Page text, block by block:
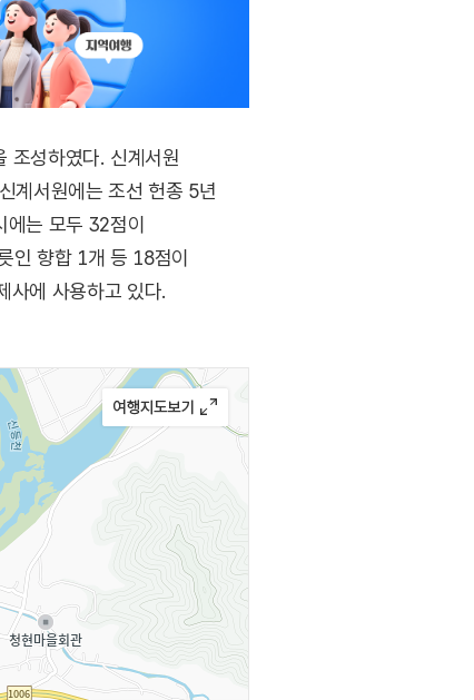
성하였다. 신계서원
계서원에는 조선 헌종 5년
는 모두 32점이
인 향합 1개 등 18점이
사에 사용하고 있다.